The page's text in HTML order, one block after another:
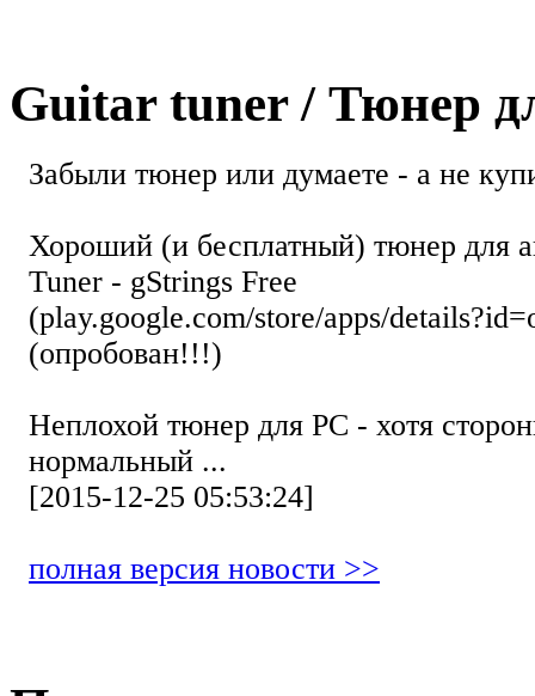
Guitar tuner / Тюнер
Забыли тюнер или думаете - а не
Хороший (и бесплатный) тюнер для
Tuner - gStrings Free
(play.google.com/store/apps/
(опробован!!!)
Неплохой тюнер для РС - хотя
нормальный ...
[2015-12-25 05:53:24]
полная версия новости >>